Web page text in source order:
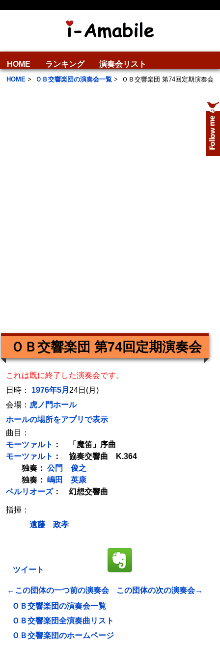
HOME ランキング 演奏会リスト
HOME > ＯＢ交響楽団の演奏会一覧 > ＯＢ交響楽団 第74回定期演奏会
ＯＢ交響楽団 第74回定期演奏会
これは既に終了した演奏会です。
日時： 1976年5月 24日(月)
会場： 虎ノ門ホール
ホールの場所をアプリで表示
曲目：
モーツァルト ： 「魔笛」序曲
モーツァルト ： 協奏交響曲 K.364
独奏： 公門 俊之
独奏： 嶋田 英康
ベルリオーズ： 幻想交響曲
指揮：
遠藤 政孝
ツイート
←この団体の一つ前の演奏会
この団体の次の演奏会→
ＯＢ交響楽団の演奏会一覧
ＯＢ交響楽団全演奏曲リスト
ＯＢ交響楽団のホームページ